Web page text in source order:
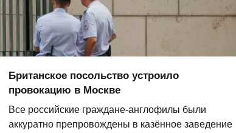
Британское посольство устроило
провокацию в Москве
Все российские граждане-англофилы были
аккуратно препровождены в казённое заведение